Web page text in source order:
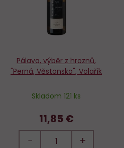
Pálava, výběr z hroznů,
"Perná, Věstonsko", Volařík
Skladom 121 ks
11,85 €
− +